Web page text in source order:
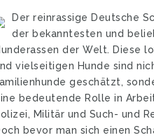
Der reinrassige Deutsche
der bekanntesten und
der Welt. Diese
vielseitigen Hunde sind
geschätzt,
bedeutende Rolle in
Militär und Such- und
bevor man sich einen